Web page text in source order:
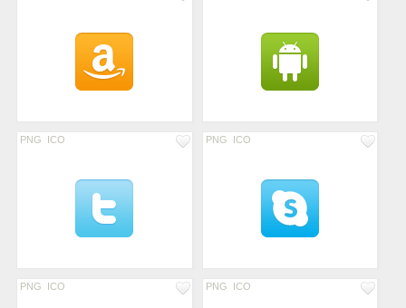
PNG ICO PNG ICO
PNG ICO PNG ICO